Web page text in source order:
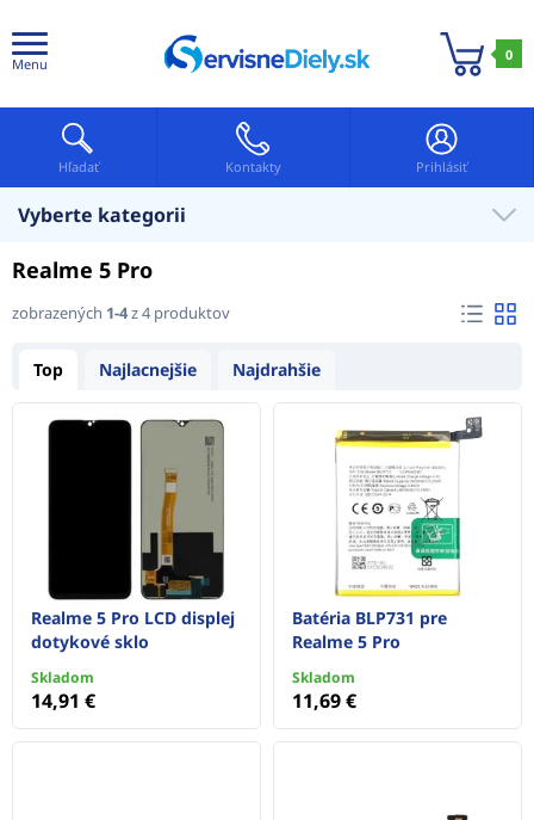
Menu
0
Hľadať Kontakty Prihlásiť
Vyberte kategorii
Realme 5 Pro
zobrazených 1-4z 4 produktov
Top Najlacnejšie Najdrahšie
Realme 5 Pro LCD displej
dotykové sklo
Skladom
14,91 €
Batéria BLP731 pre
Realme 5 Pro
Skladom
11,69 €